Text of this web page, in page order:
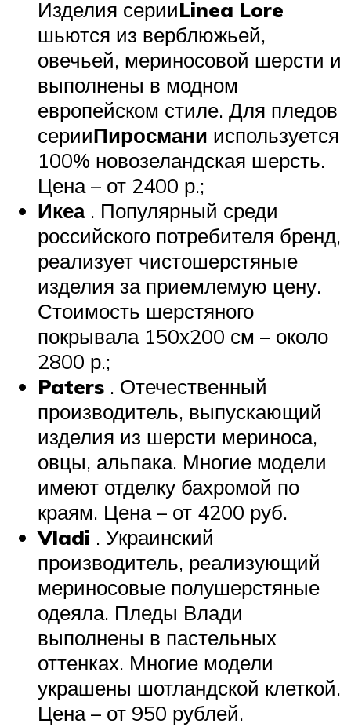
Изделия серииLinea Lore
шьются из верблюжьей,
овечьей, мериносовой шерсти и
выполнены в модном
европейском стиле. Для пледов
серииПиросмани используется
100% новозеландская шерсть.
Цена – от 2400 р.;
Икеа. Популярный среди
российского потребителя бренд,
реализует чистошерстяные
изделия за приемлемую цену.
Стоимость шерстяного
покрывала 150х200 см – около
2800 р.;
Paters . Отечественный
производитель, выпускающий
изделия из шерсти мериноса,
овцы, альпака. Многие модели
имеют отделку бахромой по
краям. Цена – от 4200 руб.
Vladi . Украинский
производитель, реализующий
мериносовые полушерстяные
одеяла. Пледы Влади
выполнены в пастельных
оттенках. Многие модели
украшены шотландской клеткой.
Цена – от 950 рублей.